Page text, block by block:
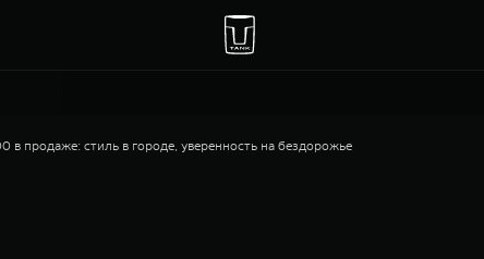
Москва, 47 км МКАД, владение 1
в продаже: стиль в городе, уверенность на бездорожье